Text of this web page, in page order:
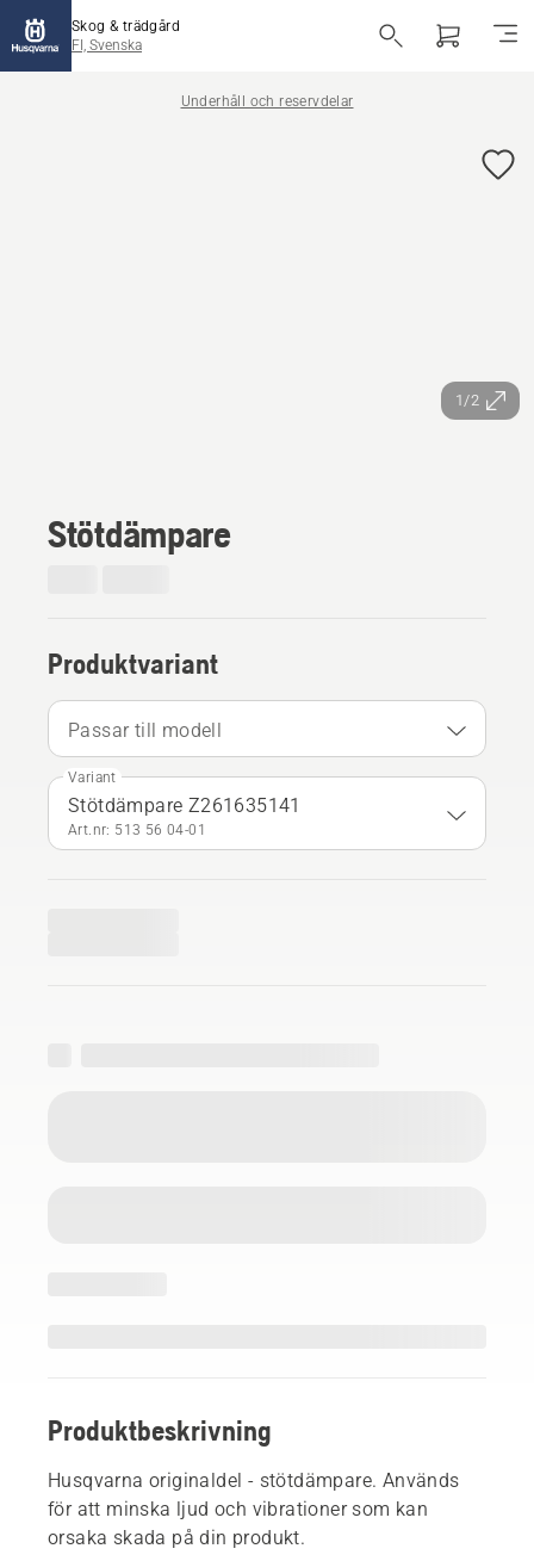
Skog & trädgård
FI, Svenska
Underhåll och reservdelar
1/2
Stötdämpare
Produktvariant
Passar till modell
Variant
Stötdämpare Z261635141
Art.nr: 513 56 04‑01
Produktbeskrivning
Husqvarna originaldel - stötdämpare. Används
för att minska ljud och vibrationer som kan
orsaka skada på din produkt.